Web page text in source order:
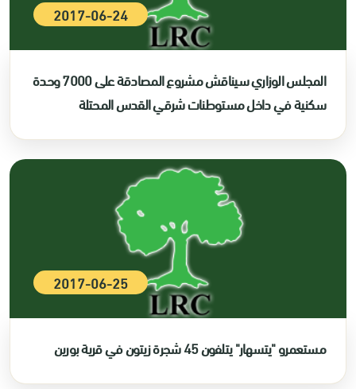
2017-06-24
المجلس الوزاري سيناقش مشروع المصادقة على 7000 وحدة
سكنية في داخل مستوطنات شرقي القدس المحتلة
2017-06-25
مستعمرو "يتسهار" يتلفون 45 شجرة زيتون في قرية بورين